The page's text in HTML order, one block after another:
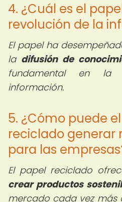
4. ¿Cuál es el
revolución de la
El papel ha
la difusión de
fundamental en
información.
5. ¿Cómo puede
reciclado generar
para las
El papel reciclado
crear productos
mercado cada vez más